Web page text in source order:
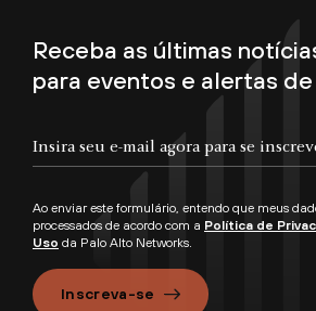
Receba as últimas
para eventos e alertas
Ao enviar este formulário, entendo que meus
processados de acordo com a Política de
Uso da Palo Alto Networks.
Inscreva-se